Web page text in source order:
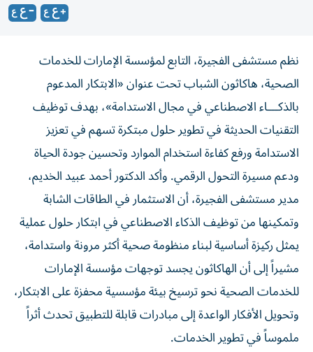
نظم مستشفى الفجيرة، التابع لمؤسسة الإمارات للخدمات
الصحية، هاكاثون الشباب تحت عنوان «الابتكار المدعوم
بالذكـــاء الاصطناعي في مجال الاستدامة»، بهدف توظيف
التقنيات الحديثة في تطوير حلول مبتكرة تسهم في تعزيز
الاستدامة ورفع كفاءة استخدام الموارد وتحسين جودة الحياة
ودعم مسيرة التحول الرقمي. وأكد الدكتور أحمد عبيد الخديم،
مدير مستشفى الفجيرة، أن الاستثمار في الطاقات الشابة
وتمكينها من توظيف الذكاء الاصطناعي في ابتكار حلول عملية
يمثل ركيزة أساسية لبناء منظومة صحية أكثر مرونة واستدامة،
مشيراً إلى أن الهاكاثون يجسد توجهات مؤسسة الإمارات
للخدمات الصحية نحو ترسيخ بيئة مؤسسية محفزة على الابتكار،
وتحويل الأفكار الواعدة إلى مبادرات قابلة للتطبيق تحدث أثراً
ملموساً في تطوير الخدمات.